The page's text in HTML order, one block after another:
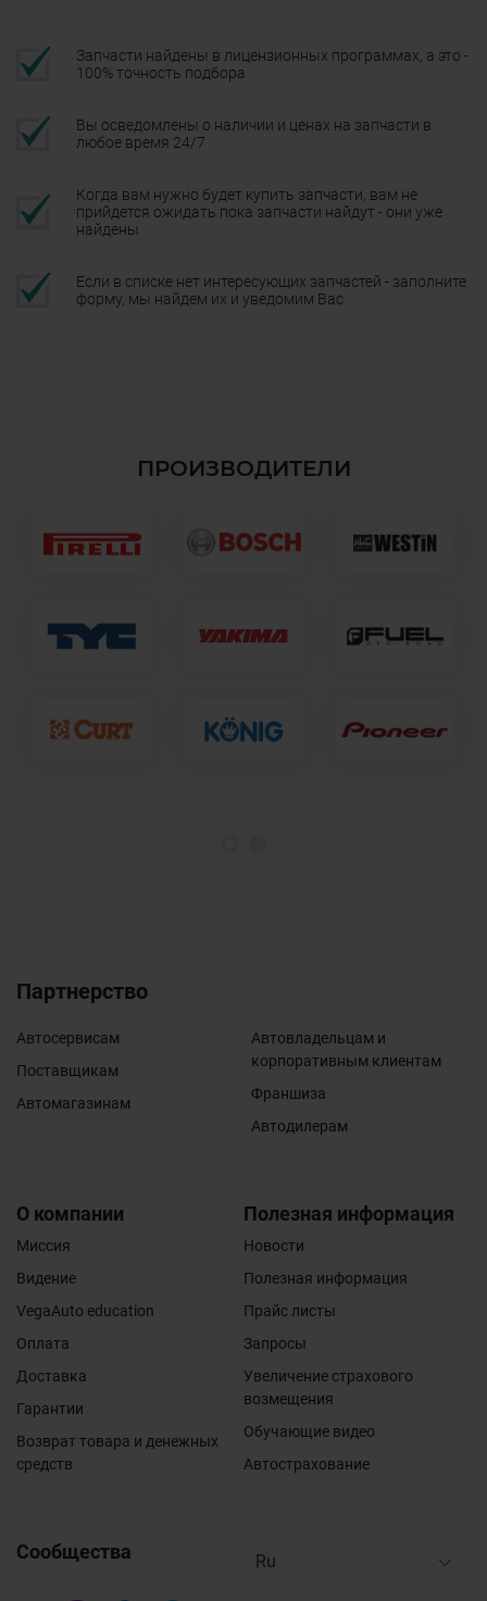
Запчасти найдены в лицензионных программах, а это -
100% точность подбора
Вы осведомлены о наличии и ценах на запчасти в
любое время 24/7
Когда вам нужно будет купить запчасти, вам не
прийдется ожидать пока запчасти найдут - они уже
найдены
Если в списке нет интересующих запчастей - заполните
форму, мы найдем их и уведомим Вас
ПРОИЗВОДИТЕЛИ
Партнерство
Автосервисам
Поставщикам
Автомагазинам
Автовладельцам и
корпоративным клиентам
Франшиза
Автодилерам
О компании
Миссия
Видение
VegaAuto education
Оплата
Доставка
Гарантии
Возврат товара и денежных
средств
Полезная информация
Новости
Полезная информация
Прайс листы
Запросы
Увеличение страхового
возмещения
Обучающие видео
Автострахование
Сообщества